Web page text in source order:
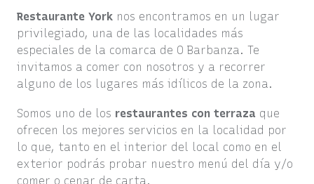
Restaurante York nos encontramos en un lugar
privilegiado, una de las localidades más
especiales de la comarca de O Barbanza. Te
invitamos a comer con nosotros y a recorrer
alguno de los lugares más idílicos de la zona.
Somos uno de los restaurantes con terraza que
ofrecen los mejores servicios en la localidad por
lo que, tanto en el interior del local como en el
exterior podrás probar nuestro menú del día y/o
comer o cenar de carta.